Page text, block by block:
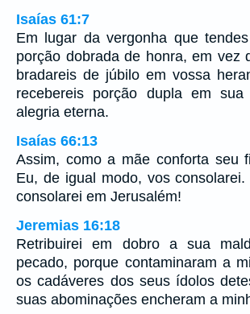
Isaías 61:7
Em lugar da vergonha que
porção dobrada de honra, em vez
bradareis de júbilo em vossa
recebereis porção dupla em
alegria eterna.
Isaías 66:13
Assim, como a mãe conforta seu
Eu, de igual modo, vos
consolarei em Jerusalém!
Jeremias 16:18
Retribuirei em dobro a sua
pecado, porque contaminaram a
os cadáveres dos seus ídolos
suas abominações encheram a